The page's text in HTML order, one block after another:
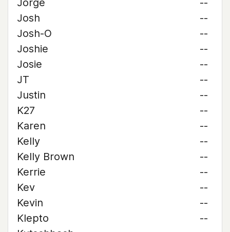
Jorge
--
Josh
--
Josh-O
--
Joshie
--
Josie
--
JT
--
Justin
--
K27
--
Karen
--
Kelly
--
Kelly Brown
--
Kerrie
--
Kev
--
Kevin
--
Klepto
--